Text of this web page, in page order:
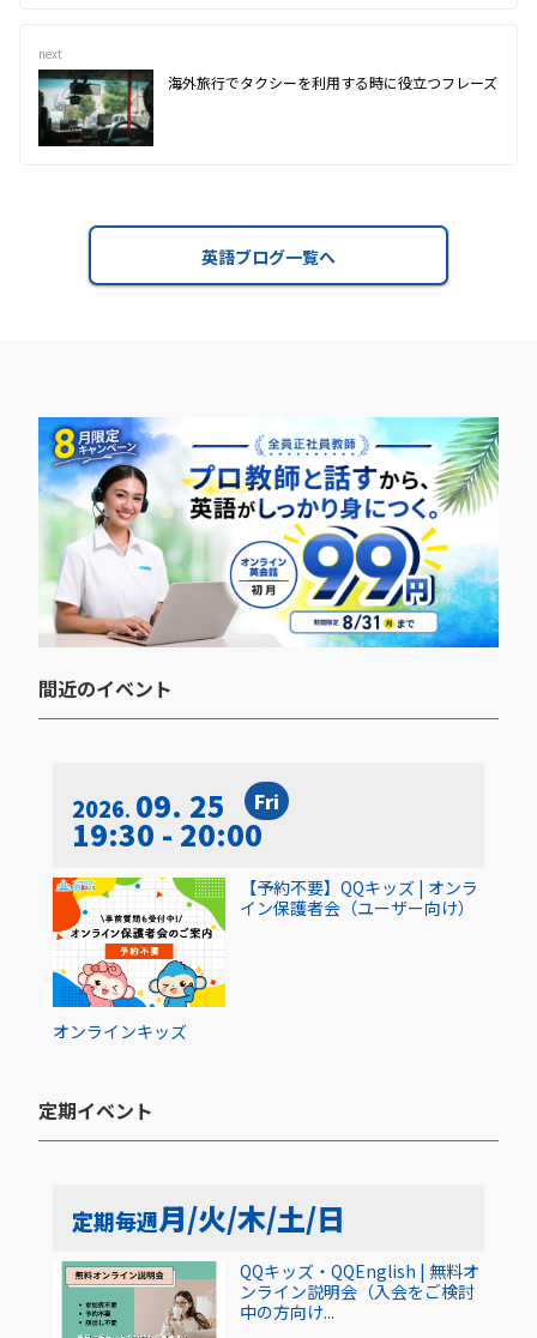
next
海外旅行でタクシーを利用する時に役立つフレーズ
英語ブログ一覧へ
間近のイベント​
2026 09. 25 Fri
19:30 - 20:00
オンラインキッズ
【予約不要】QQキッズ | オンラ
イン保護者会（ユーザー向け）
定期イベント​
定期毎週月/火/木/土/日
QQキッズ・QQEnglish | 無料オ
ンライン説明会（入会をご検討
中の方向け...